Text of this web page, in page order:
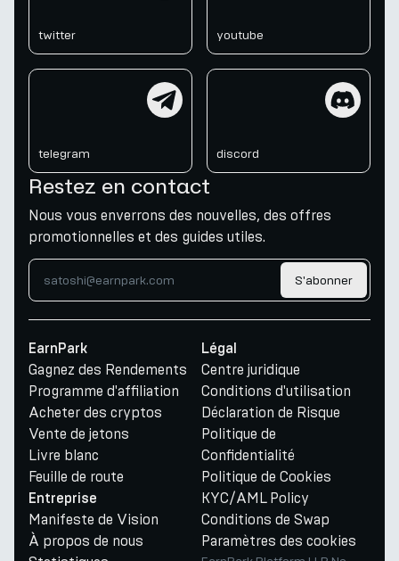
twitter youtube
telegram discord
Restez en contact
Nous vous enverrons des nouvelles, des offres
promotionnelles et des guides utiles.
S'abonner
EarnPark
Gagnez des Rendements
Programme d'affiliation
Acheter des cryptos
Vente de jetons
Livre blanc
Feuille de route
Entreprise
Manifeste de Vision
À propos de nous
Légal
Centre juridique
Conditions d'utilisation
Déclaration de Risque
Politique de
Confidentialité
Politique de Cookies
KYC/AML Policy
Conditions de Swap
Paramètres des cookies